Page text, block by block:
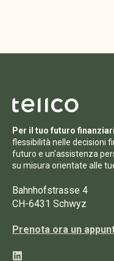
Per il tuo futuro
flessibilità nelle decisioni
futuro e un'assistenza
su misura orientate alle
Bahnhofstrasse 4
CH-6431 Schwyz
Prenota ora un